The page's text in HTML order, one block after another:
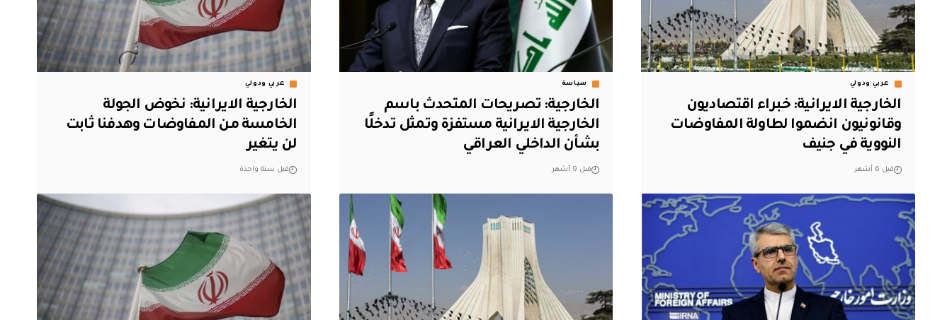
عربي ودولي
الخارجية الايرانية: خبراء اقتصاديون
وقانونيون انضموا لطاولة المفاوضات
النووية في جنيف
قبل 6 أشهر
سياسة
الخارجية: تصريحات المتحدث باسم
الخارجية الايرانية مستفزة وتمثل تدخلًا
بشأن الداخلي العراقي
قبل 9 أشهر
عربي ودولي
الخارجية الايرانية: نخوض الجولة
الخامسة من المفاوضات وهدفنا ثابت
لن يتغير
قبل سنة واحدة